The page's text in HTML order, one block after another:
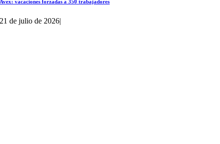
Avex: vacaciones forzadas a 350 trabajadores
21 de julio de 2026|